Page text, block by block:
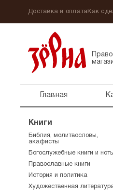
Доставка и оплатаКак
Главная
Книги
Библия, молитвословы,
акафисты
Богослужебные книги и
Православные книги
История и политика
Художественная